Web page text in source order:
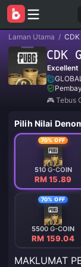
Laman Utama /
CDK
Excellent
🎮 Tebus
Pilih Nilai
70% OFF
510 G-COIN
RM 15.89
70% OFF
5500 G-COIN
RM 159.04
MAKLUMAT